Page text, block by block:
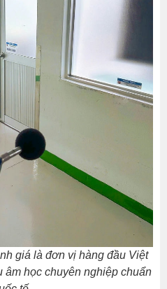
giá là đơn vị hàng đầu Việt
âm học chuyên nghiệp chuẩn